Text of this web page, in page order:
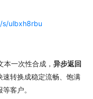
s/ulbxh8rbu
一次性合成， 异步返回
转换成稳定流畅、饱满
客户。